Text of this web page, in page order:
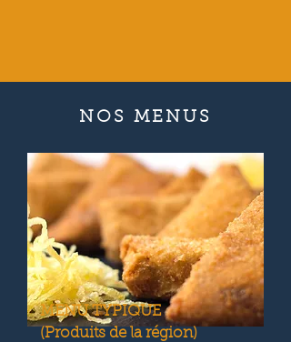
NOS MENUS
MENU TYPIQUE
(Produits de la région)